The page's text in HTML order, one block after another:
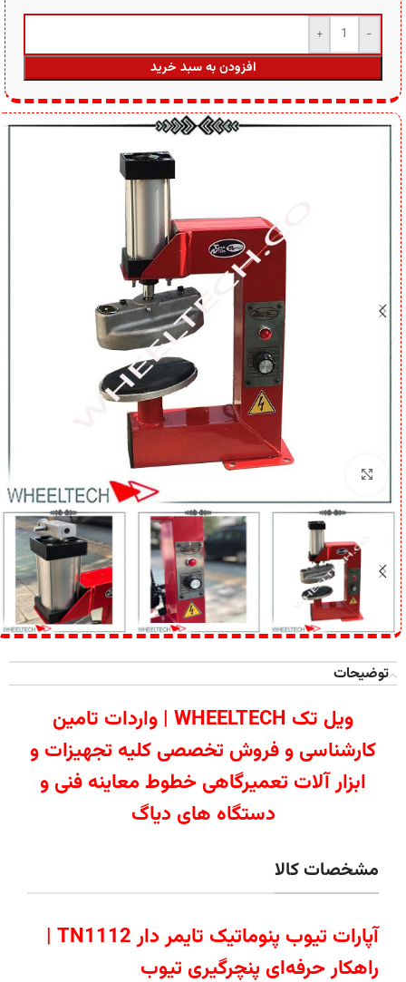
برای بزرگنمایی کلیک کنید
افزودن به سبد خرید
توضیحات
ویل تک WHEELTECH | واردات تامین
کارشناسی و فروش تخصصی کلیه تجهیزات و
ابزار آلات تعمیرگاهی خطوط معاینه فنی و
دستگاه های دیاگ
مشخصات کالا
آپارات تیوب پنوماتیک تایمر دار TN1112 |
راهکار حرفه‌ای پنچرگیری تیوب